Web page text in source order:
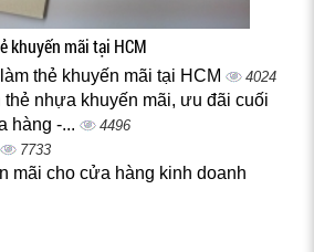
khuyến mãi tại HCM
thẻ khuyến mãi tại HCM 4024
thẻ nhựa khuyến mãi, ưu đãi cuối
hàng -...
4496
7733
mãi cho cửa hàng kinh doanh